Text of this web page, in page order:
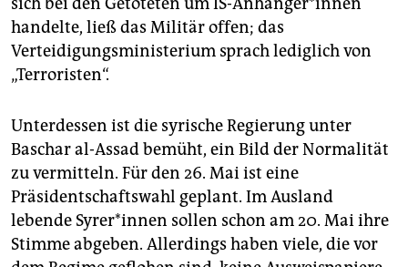
handelte, ließ das Militär offen; das
Verteidigungsministerium sprach lediglich von
„Terroristen“.
Unterdessen ist die syrische Regierung unter
Baschar al-Assad bemüht, ein Bild der Normalität
zu vermitteln. Für den 26. Mai ist eine
Präsidentschaftswahl geplant. Im Ausland
lebende Sy­re­r*in­nen sollen schon am 20. Mai ihre
Stimme abgeben. Allerdings haben viele, die vor